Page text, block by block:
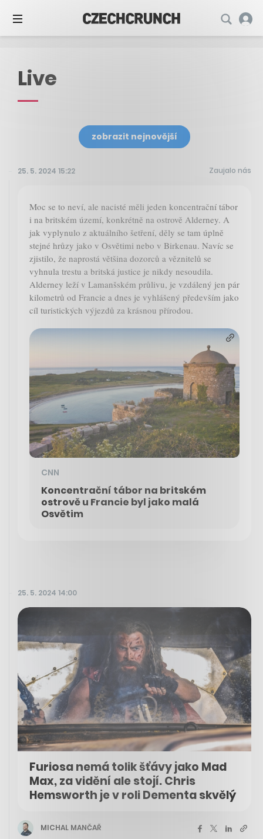
Live
zobrazit nejnovější
25. 5. 2024 15:22 Zaujalo nás
Moc se to neví, ale nacisté měli jeden koncentrační tábor
i na britském území, konkrétně na ostrově Alderney. A
jak vyplynulo z aktuálního šetření, děly se tam úplně
stejné hrůzy jako v Osvětimi nebo v Birkenau. Navíc se
zjistilo, že naprostá většina dozorců a věznitelů se
vyhnula trestu a britská justice je nikdy nesoudila.
Alderney leží v Lamanšském průlivu, je vzdálený jen pár
kilometrů od Francie a dnes je vyhlášený především jako
cíl turistických výjezdů za krásnou přírodou.
CNN
Koncentrační tábor na britském
ostrově u Francie byl jako malá
Osvětim
25. 5. 2024 14:00
Furiosa nemá tolik šťávy jako Mad
Max, za vidění ale stojí. Chris
Hemsworth je v roli Dementa skvělý
MICHAL MANČAŘ